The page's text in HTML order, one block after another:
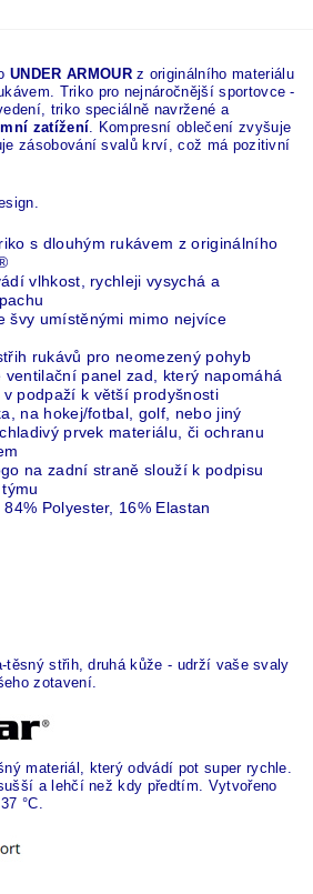
UNDER ARMOURz originálního materiálu
Triko pro nejnáročnější sportovce -
triko speciálně navržené a
zatížení. Kompresní oblečení zvyšuje
zásobování svalů krví, což má pozitivní
s dlouhým rukávem z originálního
vlhkost, rychleji vysychá a
švy umístěnými mimo nejvíce
rukávů pro neomezený pohyb
ventilační panel zad, který napomáhá
podpaží k větší prodyšnosti
na hokej/fotbal, golf, nebo jiný
prvek materiálu, či ochranu
na zadní straně slouží k podpisu
84% Polyester, 16% Elastan
těsný střih, druhá kůže - udrží vaše svaly
zotavení.
materiál, který odvádí pot super rychle.
a lehčí než kdy předtím. Vytvořeno
°C.